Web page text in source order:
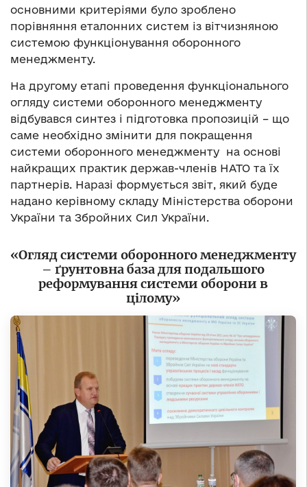
основними критеріями було зроблено
порівняння еталонних систем із вітчизняною
системою функціонування оборонного
менеджменту.
На другому етапі проведення функціонального
огляду системи оборонного менеджменту
відбувався синтез і підготовка пропозицій – що
саме необхідно змінити для покращення
системи оборонного менеджменту на основі
найкращих практик держав-членів НАТО та їх
партнерів. Наразі формується звіт, який буде
надано керівному складу Міністерства оборони
України та Збройних Сил України.
«Огляд системи оборонного менеджменту
– ґрунтовна база для подальшого
реформування системи оборони в
цілому»